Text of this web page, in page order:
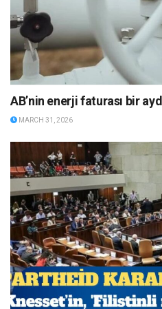
AB’nin enerji faturası bir
MARCH 31, 2026